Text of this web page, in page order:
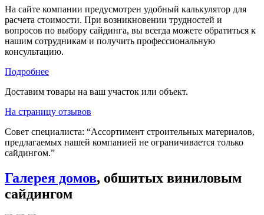
На сайте компании предусмотрен удобный калькулятор для
расчета стоимости. При возникновении трудностей и
вопросов по выбору сайдинга, вы всегда можете обратиться к
нашим сотрудникам и получить профессиональную
консультацию.
Подробнее
Доставим товары на ваш участок или объект.
На страницу отзывов
Совет специалиста: “Ассортимент строительных материалов,
предлагаемых нашей компанией не ограничивается только
сайдингом.”
Галерея домов, обшитых виниловым
сайдингом